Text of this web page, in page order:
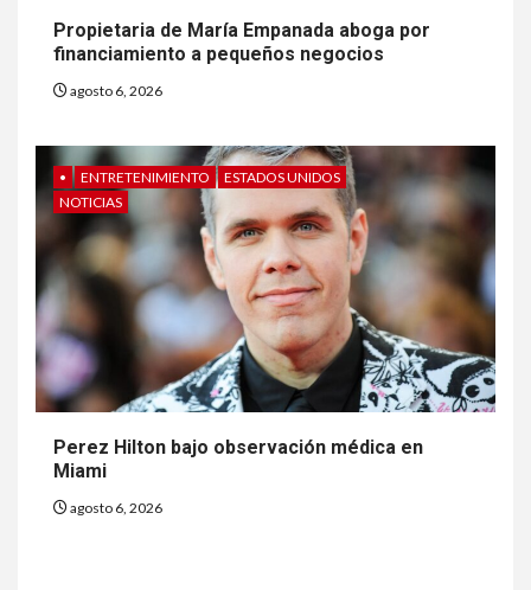
Propietaria de María Empanada aboga por
financiamiento a pequeños negocios
agosto 6, 2026
• ENTRETENIMIENTO
ESTADOS UNIDOS
NOTICIAS
Perez Hilton bajo observación médica en
Miami
agosto 6, 2026
7 • ESTADOS UNIDOS
HOGAR Y SALUD
en Michigan
ESTADOS UNIDOS HOGAR Y SALUD
NOTICIAS
Más casos de sarampión en
EEUU este año que en 2025
9 • ESTADOS UNIDOS
HOGAR Y SALUD
NOTICIAS
Van 4,100 casos confirmados
por parásito que causa